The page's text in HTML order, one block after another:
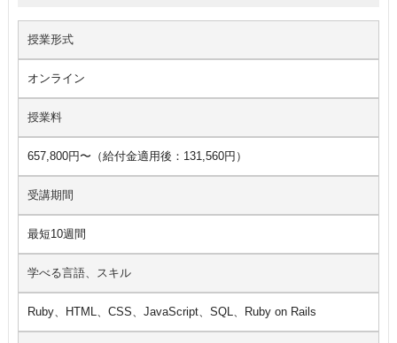
授業形式
オンライン
授業料
657,800円〜（給付金適用後：131,560円）
受講期間
最短10週間
学べる言語、スキル
Ruby、HTML、CSS、JavaScript、SQL、Ruby on Rails